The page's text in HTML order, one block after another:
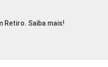
Retiro. Saiba mais!